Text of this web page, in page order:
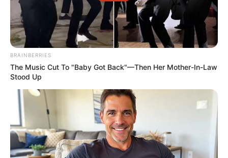
BRAINBERRIES
The Music Cut To "Baby Got Back"—Then Her Mother-In-Law
Stood Up